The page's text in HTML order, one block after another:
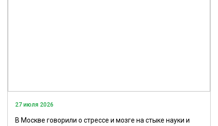
27 июля 2026
В Москве говорили о стрессе и мозге на стыке науки и